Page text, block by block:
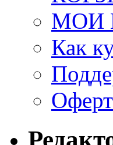
МОИ
Как